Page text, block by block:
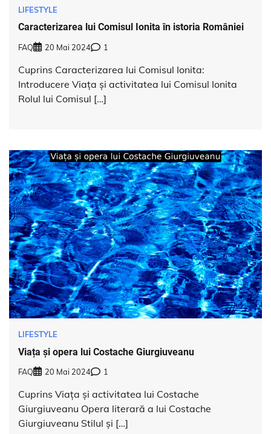
LIFESTYLE
Caracterizarea lui Comisul Ionita în istoria României
FAQ 20 Mai 2024 1
Cuprins Caracterizarea lui Comisul Ionita:
Introducere Viața și activitatea lui Comisul Ionita
Rolul lui Comisul […]
LIFESTYLE
Viața și opera lui Costache Giurgiuveanu
FAQ 20 Mai 2024 1
Cuprins Viața și activitatea lui Costache
Giurgiuveanu Opera literară a lui Costache
Giurgiuveanu Stilul și […]